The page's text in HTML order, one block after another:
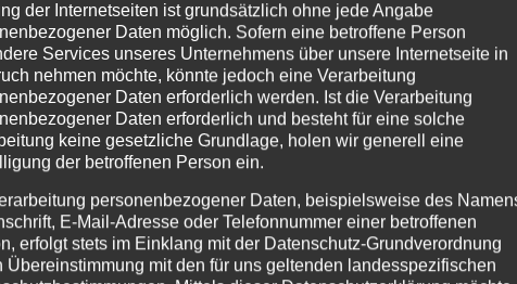
TH2 DLK
der Internetseiten ist grundsätzlich ohne jede Angabe
Daten möglich. Sofern eine betroffene Person
Services unseres Unternehmens über unsere Internetseite in
nehmen möchte, könnte jedoch eine Verarbeitung
Daten erforderlich werden. Ist die Verarbeitung
Daten erforderlich und besteht für eine solche
keine gesetzliche Grundlage, holen wir generell eine
der betroffenen Person ein.
personenbezogener Daten, beispielsweise des
E-Mail-Adresse oder Telefonnummer einer betroffenen
erfolgt stets im Einklang mit der Datenschutz-Grundverordnung
Übereinstimmung mit den für uns geltenden landesspezifischen